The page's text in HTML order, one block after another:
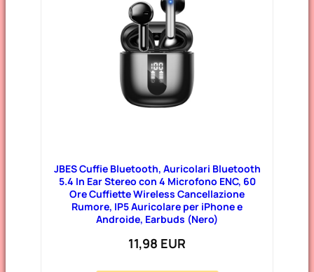
JBES Cuffie Bluetooth, Auricolari Bluetooth
5.4 In Ear Stereo con 4 Microfono ENC, 60
Ore Cuffiette Wireless Cancellazione
Rumore, IP5 Auricolare per iPhone e
Androide, Earbuds (Nero)
11,98 EUR